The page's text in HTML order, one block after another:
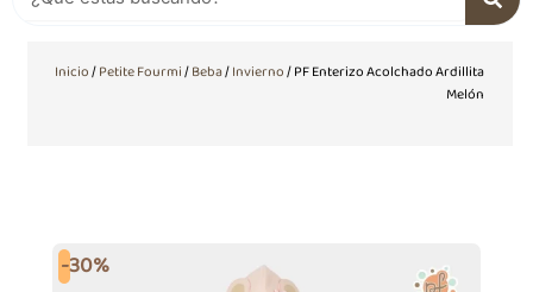
Inicio/Petite Fourmi/Beba/Invierno/ PF Enterizo Acolchado Ardillita
Melón
-30%